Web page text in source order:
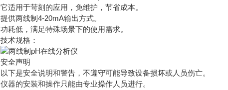
它适用于苛刻的应用，免维护，节省成本。
提供两线制4-20mA输出方式。
功耗低，满足特殊场景下的使用需求。
技术规格：
安全声明
以下是安全说明和警告，不遵守可能导致设备损坏或人员伤亡。
仪器的安装和操作只能由专业操作人员进行。